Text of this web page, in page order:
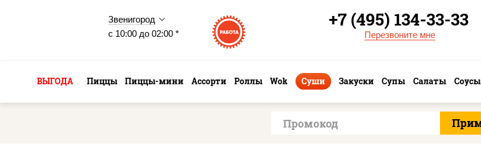
Звенигород
с 10:00 до 02:00 *
+7 (495) 134-33-33
Перезвоните мне
ВЫГОДА Пиццы Пиццы-мини Ассорти Роллы Wok Суши Закуски Супы Салаты Соусы